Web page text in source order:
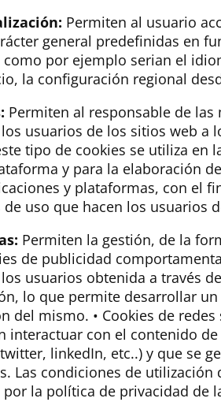
Permiten al usuario
general predefinidas en
por ejemplo serian el
la configuración regional
Permiten al responsable de
usuarios de los sitios web a
tipo de cookies se utiliza en
y para la elaboración
y plataformas, con el
uso que hacen los usuarios
Permiten la gestión, de la
de publicidad
usuarios obtenida a través
lo que permite desarrollar
del mismo. • Cookies de
interactuar con el contenido
linkedIn, etc..) y que se
Las condiciones de
la política de privacidad de